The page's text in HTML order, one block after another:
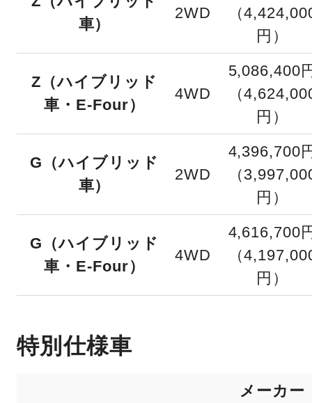
車）
2WD
（
円）
Z（ハイブリッド
車・E-Four）
4WD
5,086,400
（
円）
G（ハイブリッド
車）
2WD
4,396,700
（
円）
G（ハイブリッド
車・E-Four）
4WD
4,616,700
（
円）
特別仕様車
メーカー